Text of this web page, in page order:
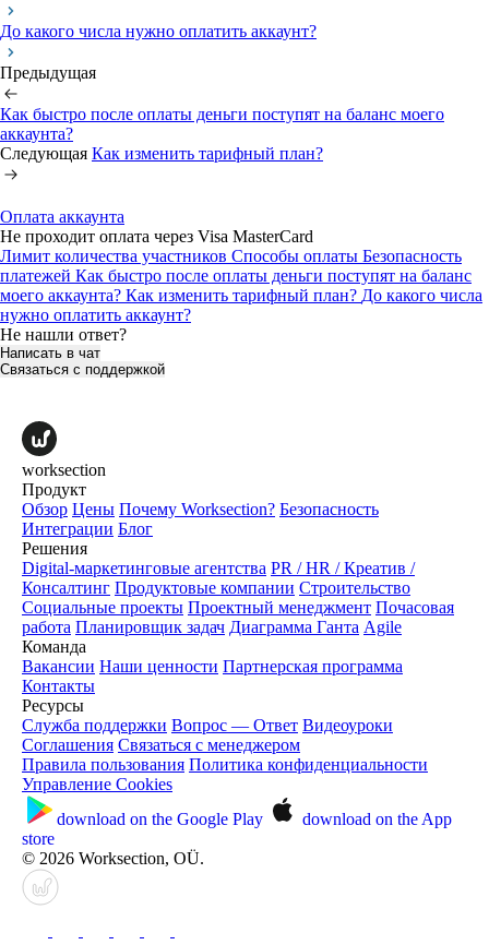
До какого числа нужно оплатить аккаунт?
Предыдущая
Как быстро после оплаты деньги поступят на баланс моего
аккаунта?
Следующая Как изменить тарифный план?
Оплата аккаунта
Не проходит оплата через Visa MasterCard
Лимит количества участников Способы оплаты Безопасность
платежей Как быстро после оплаты деньги поступят на баланс
моего аккаунта? Как изменить тарифный план? До какого числа
нужно оплатить аккаунт?
Не нашли ответ?
Написать в чат
Связаться с поддержкой
worksection
Продукт
Обзор Цены Почему Worksection? Безопасность
Интеграции Блог
Решения
Digital-маркетинговые агентства PR / HR / Креатив /
Консалтинг Продуктовые компании Строительство
Социальные проекты Проектный менеджмент Почасовая
работа Планировщик задач Диаграмма Ганта Agile
Команда
Вакансии Наши ценности Партнерская программа
Контакты
Ресурсы
Служба поддержки Вопрос — Ответ Видеоуроки
Соглашения Связаться с менеджером
Правила пользования Политика конфиденциальности
Управление Cookies
download on the Google Play download on the App
store
© 2026 Worksection, OÜ.